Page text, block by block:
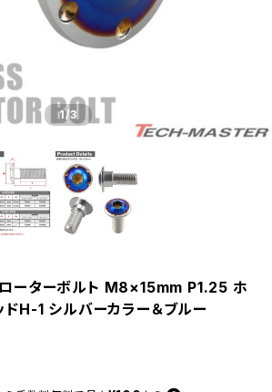
1/3
ローターボルト M8×15mm P1.25 ホ
H-1 シルバーカラー＆ブルー